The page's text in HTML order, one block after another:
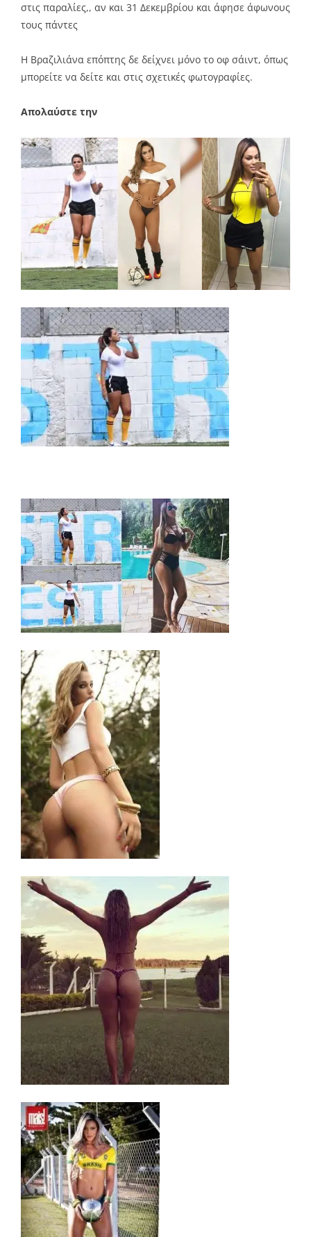
στις παραλίες,, αν και 31 Δεκεμβρίου και άφησε άφωνους
τους πάντες
Η Βραζιλιάνα επόπτης δε δείχνει μόνο το οφ σάιντ, όπως
μπορείτε να δείτε και στις σχετικές φωτογραφίες.
Απολαύστε την